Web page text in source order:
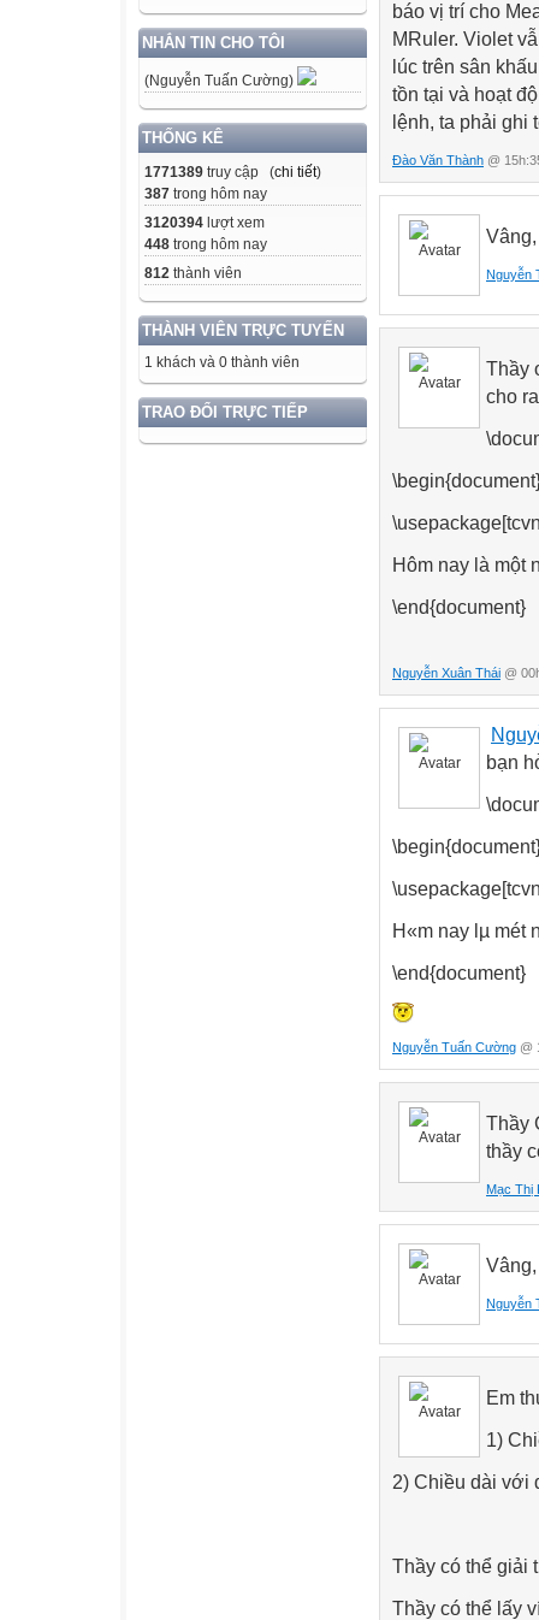
NHẮN TIN CHO TÔI
(Nguyễn Tuấn Cường)
THỐNG KÊ
1771389 truy cập (chi tiết)
387 trong hôm nay
3120394 lượt xem
448 trong hôm nay
812 thành viên
THÀNH VIÊN TRỰC TUYẾN
1 khách và 0 thành viên
TRAO ĐỔI TRỰC TIẾP
báo vị trí cho
MRuler. Violet
lúc trên sân
tồn tại và hoạt
lệnh, ta phải ghi
Đào Văn Thành @
Nguyễn
Thầy
cho
Hôm nay là một
\end{document}
Nguyễn Xuân Thái @
bạn
H«m nay lµ mét
\end{document}
Nguyễn Tuấn Cường @
Thầy
thầy
Mạc Thị
Nguyễn
Em
1)
2) Chiều dài với
Thầy có thể giải
Thầy có thể lấy